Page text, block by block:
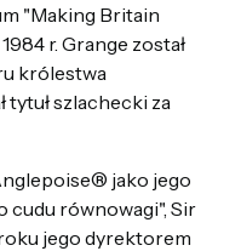
"Making Britain
r. Grange został
królestwa
tytuł szlachecki za
jako jego
równowagi", Sir
jego dyrektorem